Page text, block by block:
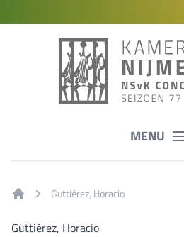
MENU
Guttiérez, Horacio
Guttiérez, Horacio